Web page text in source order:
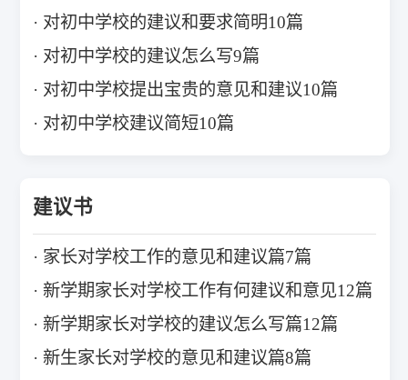
对初中学校的建议和要求简明10篇
对初中学校的建议怎么写9篇
对初中学校提出宝贵的意见和建议10篇
对初中学校建议简短10篇
建议书
家长对学校工作的意见和建议篇7篇
新学期家长对学校工作有何建议和意见12篇
新学期家长对学校的建议怎么写篇12篇
新生家长对学校的意见和建议篇8篇